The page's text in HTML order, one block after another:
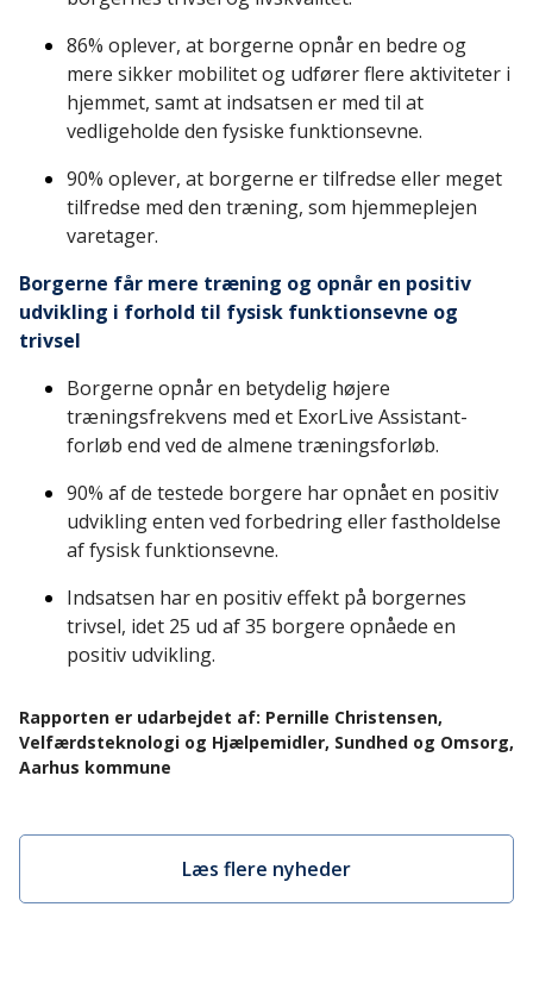
86% oplever, at borgerne opnår en bedre og
mere sikker mobilitet og udfører flere aktiviteter i
hjemmet, samt at indsatsen er med til at
vedligeholde den fysiske funktionsevne.
90% oplever, at borgerne er tilfredse eller meget
tilfredse med den træning, som hjemmeplejen
varetager.
Borgerne får mere træning og opnår en positiv
udvikling i forhold til fysisk funktionsevne og
trivsel
Borgerne opnår en betydelig højere
træningsfrekvens med et ExorLive Assistant-
forløb end ved de almene træningsforløb.
90% af de testede borgere har opnået en positiv
udvikling enten ved forbedring eller fastholdelse
af fysisk funktionsevne.
Indsatsen har en positiv effekt på borgernes
trivsel, idet 25 ud af 35 borgere opnåede en
positiv udvikling.
Rapporten er udarbejdet af: Pernille Christensen,
Velfærdsteknologi og Hjælpemidler, Sundhed og Omsorg,
Aarhus kommune
Læs flere nyheder